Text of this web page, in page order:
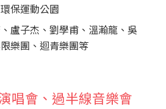
保運動公園
盧子杰、劉學甫、溫瀚龍、吳
樂團、迴青樂團等
唱會、過半線音樂會